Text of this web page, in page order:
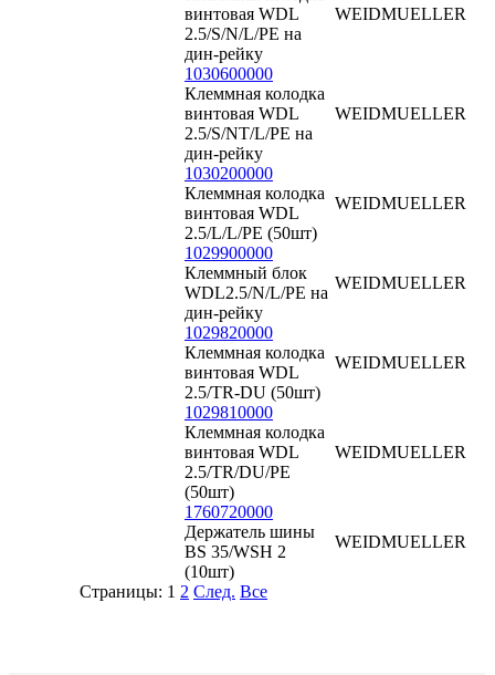
винтовая WDL
2.5/S/N/L/PE на
дин-рейку
WEIDMUELLER
1030600000
Клеммная колодка
винтовая WDL
2.5/S/NT/L/PE на
дин-рейку
WEIDMUELLER
1030200000
Клеммная колодка
винтовая WDL
2.5/L/L/PE (50шт)
WEIDMUELLER
1029900000
Клеммный блок
WDL2.5/N/L/PE на
дин-рейку
WEIDMUELLER
1029820000
Клеммная колодка
винтовая WDL
2.5/TR-DU (50шт)
WEIDMUELLER
1029810000
Клеммная колодка
винтовая WDL
2.5/TR/DU/PE
(50шт)
WEIDMUELLER
1760720000
Держатель шины
BS 35/WSH 2
(10шт)
WEIDMUELLER
Страницы: 1 2 След. Все